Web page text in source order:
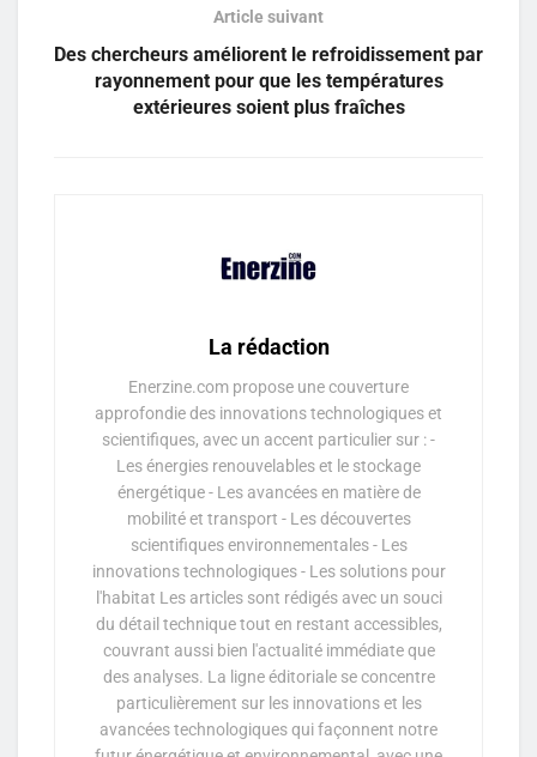
Article suivant
Des chercheurs améliorent le refroidissement par
rayonnement pour que les températures
extérieures soient plus fraîches
La rédaction
Enerzine.com propose une couverture
approfondie des innovations technologiques et
scientifiques, avec un accent particulier sur : -
Les énergies renouvelables et le stockage
énergétique - Les avancées en matière de
mobilité et transport - Les découvertes
scientifiques environnementales - Les
innovations technologiques - Les solutions pour
l'habitat Les articles sont rédigés avec un souci
du détail technique tout en restant accessibles,
couvrant aussi bien l'actualité immédiate que
des analyses. La ligne éditoriale se concentre
particulièrement sur les innovations et les
avancées technologiques qui façonnent notre